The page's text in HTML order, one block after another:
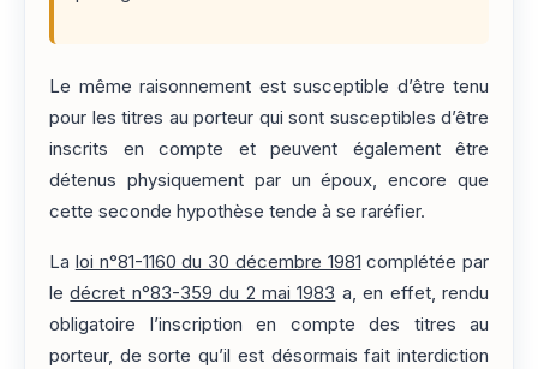
Le même raisonnement est susceptible d’être tenu
pour les titres au porteur qui sont susceptibles d’être
inscrits en compte et peuvent également être
détenus physiquement par un époux, encore que
cette seconde hypothèse tende à se raréfier.
La loi n°81-1160 du 30 décembre 1981 complétée par
ledécret n°83-359 du 2 mai 1983 a, en effet, rendu
obligatoire l’inscription en compte des titres au
porteur, de sorte qu’il est désormais fait interdiction